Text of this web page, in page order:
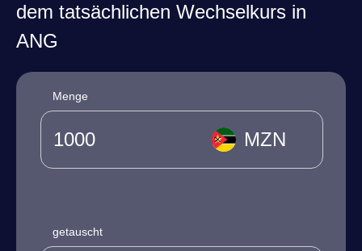
dem tatsächlichen Wechselkurs in
ANG
Menge
MZN
getauscht